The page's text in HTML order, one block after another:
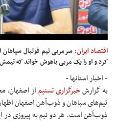
اقتصاد ایران: سرمربی تیم فوتبال
کرد و او را یک مربی باهوش خواند که
- اخبار استانها -
به گزارشخبرگزاری تسنیماز اصفهان،
تیم‌های سپاهان و ذوب‌آهن اصفهان
ذوب‌آهن است. هر دو تیم به پیروزی در